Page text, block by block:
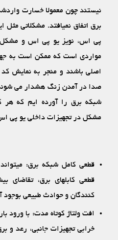
نیستند چون معمولا خسارت
برق اتفاق نمی‏افتد. مشکلاتی مثل
مواردی است که ممکن است به
اصلی باشند و منجر به نمایش
شبکه برق را آورده ‏ایم که هر
مشکل در تجهیزات داخلی یو پی
قطعی کامل شبکه برق:
قطعی کابل‏های برق،
کنندگان و حوادث طبیعی بوجود
افت ولتاژ کوتاه ‏مدت: با ورود
خرابی تجهیزات جانبی، رعد و